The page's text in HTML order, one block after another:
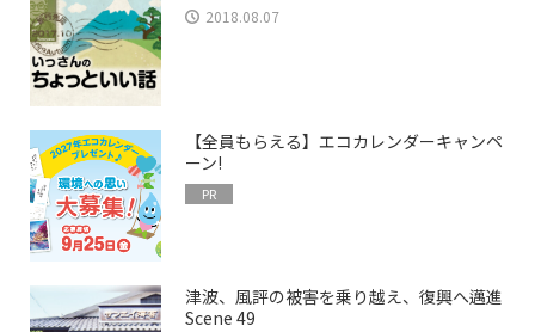
2018.08.07
【全員もらえる】エコカレンダーキャンペ
ーン!
PR
津波、風評の被害を乗り越え、復興へ邁進
Scene 49